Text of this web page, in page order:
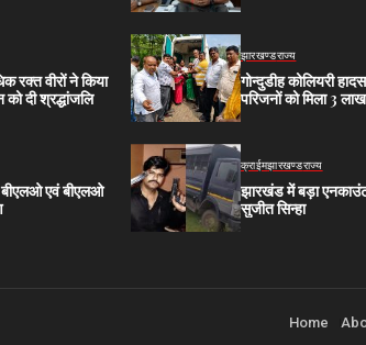
रक्त वीरों ने किया
दी श्रद्धांजलि
बीएलओ एवं बीएलओ
झारखण्डराज्य
गोन्दुडीह कोलियरी
परिजनों को मिला 3
क्राईमझारखण्डराज्य
झारखंड में बड़ा
सुजीत सिन्हा
Home